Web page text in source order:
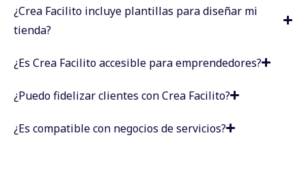
¿Crea Facilito incluye plantillas para diseñar mi
tienda?
¿Es Crea Facilito accesible para emprendedores?
¿Puedo fidelizar clientes con Crea Facilito?
¿Es compatible con negocios de servicios?